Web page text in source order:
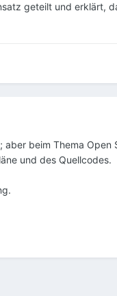
geteilt und erklärt,
beim Thema
und des Quellcodes.